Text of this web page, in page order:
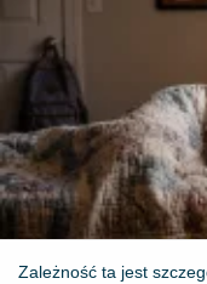
Zależność ta jest